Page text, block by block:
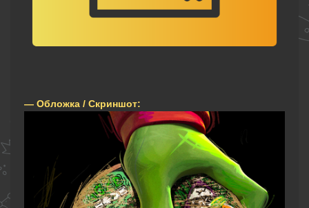
— Обложка / Скриншот: